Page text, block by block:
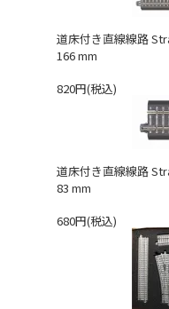
道床付き直線線路
166 mm
820円(税込)
道床付き直線線路
83 mm
680円(税込)